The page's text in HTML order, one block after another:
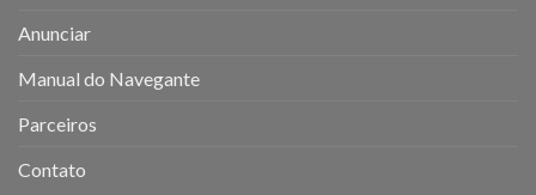
Anunciar
Manual do Navegante
Parceiros
Contato